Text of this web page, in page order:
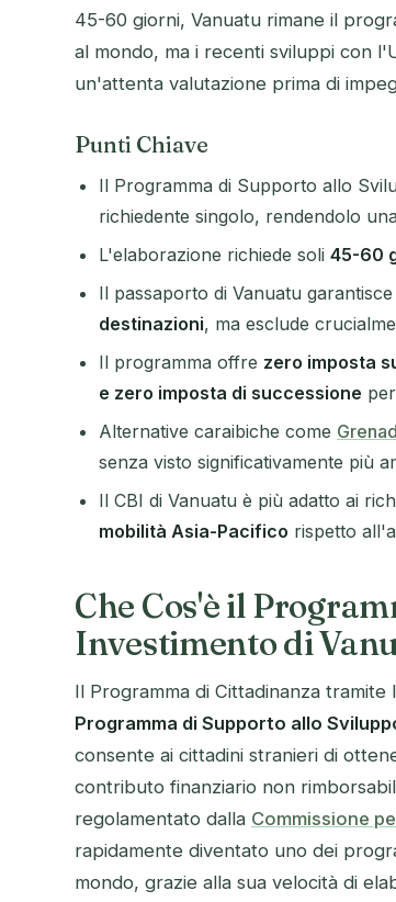
45-60 giorni, Vanuatu rimane il
al mondo, ma i recenti sviluppi con
un'attenta valutazione prima di
Punti Chiave
Il Programma di Supporto allo
richiedente singolo, rendendolo
L'elaborazione richiede soli 45-60
Il passaporto di Vanuatu
destinazioni, ma esclude
Il programma offre zero imposta
e zero imposta di successione
Alternative caraibiche come
senza visto significativamente più
Il CBI di Vanuatu è più adatto ai
mobilità Asia-Pacifico rispetto
Che Cos'è il
Investimento di
Il Programma di Cittadinanza
Programma di Supporto allo
consente ai cittadini stranieri di
contributo finanziario non
regolamentato dalla Commissione
rapidamente diventato uno dei
mondo, grazie alla sua velocità di